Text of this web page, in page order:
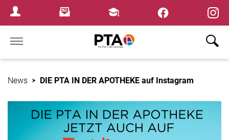
Login MenuNewsletterFortbildungen
Home
News DIE PTA IN DER APOTHEKE auf Instagram
×